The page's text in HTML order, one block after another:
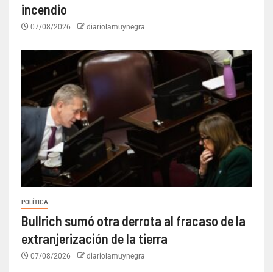
incendio
07/08/2026 diariolamuynegra
POLÍTICA
Bullrich sumó otra derrota al fracaso de la
extranjerización de la tierra
07/08/2026 diariolamuynegra